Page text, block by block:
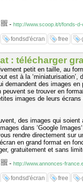
- http://www.scoop.it/t/fonds-
fondsd'écran free
: télécharger
petit en taille, au
est à la
demandent des images
peuvent se trouver en
images de leurs
des images qui
dans ‘Google
rendre directement sur
en grand format en
gratuitement et sans
- http://www.annonces-
fondsd'écran free